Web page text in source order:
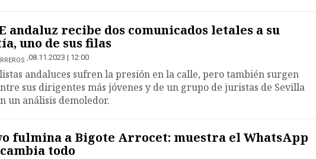
andaluz recibe dos comunicados letales a su
uno de sus filas
08.11.2023 | 12:00
andaluces sufren la presión en la calle, pero también surgen
sus dirigentes más jóvenes y de un grupo de juristas de Sevilla
un análisis demoledor.
fulmina a Bigote Arrocet: muestra el WhatsApp
todo